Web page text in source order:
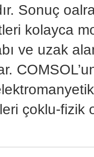
Sonuç
kolayca
ve uzak
çoklu-fizik